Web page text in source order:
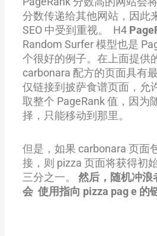
分数传递给其他网站，因此
SEO 中受到重视。 H4
Random Surfer 模型也是
个很好的例子。在上面提供
carbonara 配方的页面具有
仅链接到披萨食谱页面，允
取整个 PageRank 值，因为
择，只能移动到那里。
但是，如果 carbonara 页面
接，则 pizza 页面将获得初
三分之一。 然后，随机冲浪
会 使用指向 pizza pag e 的